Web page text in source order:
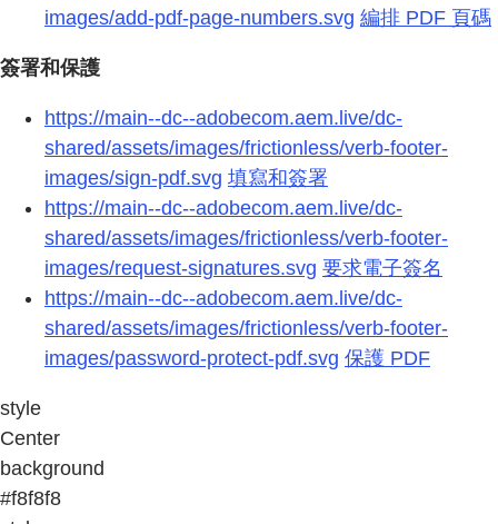
images/add-pdf-page-numbers.svg 編排 PDF 頁碼
簽署和保護
https://main--dc--adobecom.aem.live/dc-
shared/assets/images/frictionless/verb-footer-
images/sign-pdf.svg 填寫和簽署
https://main--dc--adobecom.aem.live/dc-
shared/assets/images/frictionless/verb-footer-
images/request-signatures.svg 要求電子簽名
https://main--dc--adobecom.aem.live/dc-
shared/assets/images/frictionless/verb-footer-
images/password-protect-pdf.svg 保護 PDF
style
Center
background
#f8f8f8